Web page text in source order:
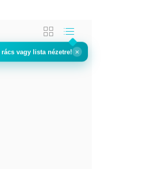
rács vagy listanézetre! ×